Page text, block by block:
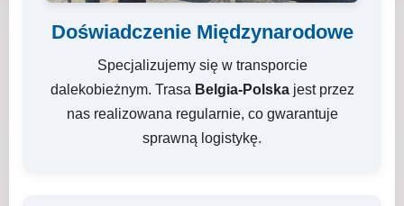
Doświadczenie Międzynarodowe
Specjalizujemy się w transporcie
dalekobieżnym. Trasa Belgia-Polskajest przez
nas realizowana regularnie, co gwarantuje
sprawną logistykę.